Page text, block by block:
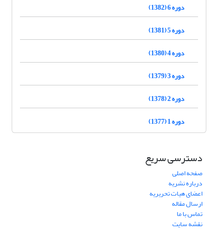
دوره 6 (1382)
دوره 5 (1381)
دوره 4 (1380)
دوره 3 (1379)
دوره 2 (1378)
دوره 1 (1377)
دسترسی سریع
صفحه اصلی
درباره نشریه
اعضای هیات تحریریه
ارسال مقاله
تماس با ما
نقشه سایت